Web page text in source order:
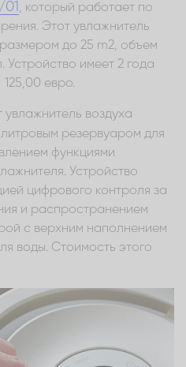
, который работает по
Этот увлажнитель
до 25 m2, объем
имеет 2 года
евро.
воздуха
резервуаром для
функциями
Устройство
цифрового контроля за
и распространением
с верхним наполнением
воды. Стоимость этого